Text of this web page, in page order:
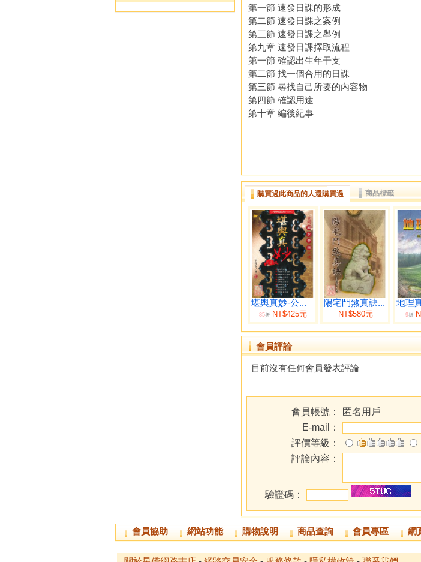
第一節 速發日課的形成
第二節 速發日課之案例
第三節 速發日課之舉例
第九章 速發日課擇取流程
第一節 確認出生年干支
第二節 找一個合用的日課
第三節 尋找自己所要的內容物
第四節 確認用途
第十章 編後紀事
購買過此商品的人還購買過 商品標籤
堪輿真妙-公...
85折NT$425元
陽宅鬥煞真訣...
NT$580元
地理
9折
會員評論
目前沒有任何會員發表評論
會員帳號：
匿名用戶
E-mail：
評價等級：
評論內容：
驗證碼：
會員協助 網站功能 購物說明 商品查詢 會員專區 網